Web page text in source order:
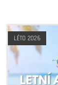
LÉTO 2026